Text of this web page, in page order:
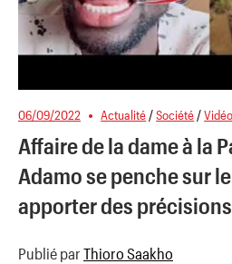
06/09/2022 Actualité /Société /
Affaire de la dame à la
Adamo se penche sur
apporter des
Publié par Thioro Saakho